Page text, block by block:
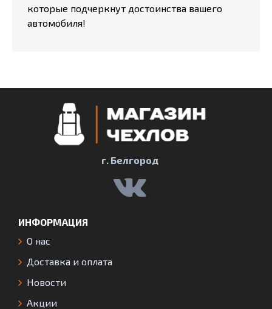
которые подчеркнут достоинства вашего
автомобиля!
г. Белгород
ИНФОРМАЦИЯ
О нас
Доставка и оплата
Новости
Акции